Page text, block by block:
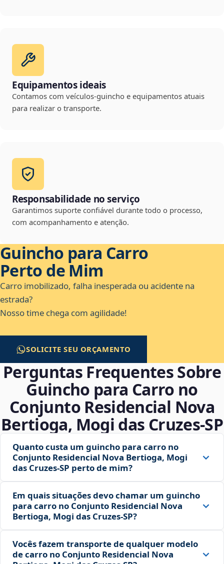
Equipamentos ideais
Contamos com veículos-guincho e equipamentos atuais
para realizar o transporte.
Responsabilidade no serviço
Garantimos suporte confiável durante todo o processo,
com acompanhamento e atenção.
Guincho para Carro
Perto de Mim
Carro imobilizado, falha inesperada ou acidente na
estrada?
Nosso time chega com agilidade!
SOLICITE SEU ORÇAMENTO
Perguntas Frequentes Sobre
Guincho para Carro no
Conjunto Residencial Nova
Bertioga, Mogi das Cruzes‑SP
Quanto custa um guincho para carro no
Conjunto Residencial Nova Bertioga, Mogi
das Cruzes‑SP perto de mim?
Em quais situações devo chamar um guincho
para carro no Conjunto Residencial Nova
Bertioga, Mogi das Cruzes‑SP?
Vocês fazem transporte de qualquer modelo
de carro no Conjunto Residencial Nova